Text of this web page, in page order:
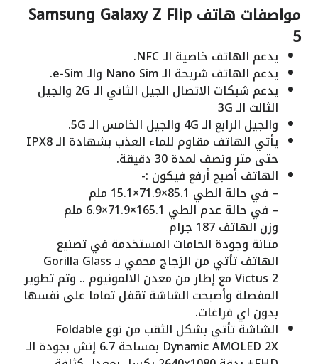
مواصفات هاتف Samsung Galaxy Z Flip
5
يدعم الهاتف خاصية الـ NFC.
يدعم الهاتف شريحة الـ Nano Sim والـ e-Sim.
يدعم شبكات الاتصال الجيل الثاني الـ 2G والجيل
الثالث الـ 3G
والجيل الرابع الـ 4G والجيل الخامس الـ 5G.
يأتي الهاتف مقاوم للماء العذب بشهادة الـ IPX8
حتى متر ونصف لمدة 30 دقيقة.
الهاتف أصبح أرفع فيكون :-
– في حالة الطي 85.1×71.9×15.1 ملم
– في حالة عدم الطي 165.1×71.9×6.9 ملم
وزن الهاتف 187 جرام
متانة وجودة الخامات المستخدمة في تصنيع
الهاتف تأتي من الزجاج محمي بـ Gorilla Glass
Victus 2 مع إطار من معدن الالمونيوم .. وتم تطوير
المفصلة وأصبحت الشاشة تقفل تماما على نفسها
بدون اي فراغات.
الشاشة تأتي بشكل الثقب من نوع Foldable
Dynamic AMOLED 2X بمساحة 6.7 إنش بجودة الـ